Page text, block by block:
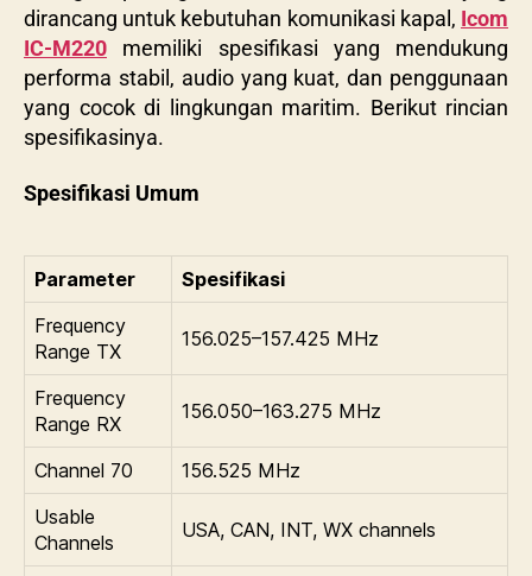
dirancang untuk kebutuhan komunikasi kapal, Icom
IC-M220 memiliki spesifikasi yang mendukung
performa stabil, audio yang kuat, dan penggunaan
yang cocok di lingkungan maritim. Berikut rincian
spesifikasinya.
Spesifikasi Umum
Parameter
Spesifikasi
Frequency
Range TX
156.025–157.425 MHz
Frequency
Range RX
156.050–163.275 MHz
Channel 70
156.525 MHz
Usable
Channels
USA, CAN, INT, WX channels